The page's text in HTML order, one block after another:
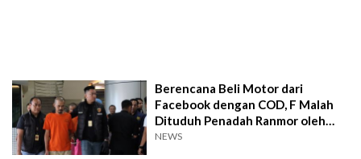
Berencana Beli Motor dari
Facebook dengan COD, F Malah
Dituduh Penadah Ranmor oleh
Polisi Gadungan di Kembangan
NEWS